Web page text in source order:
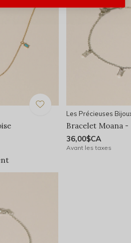
Les Précieuses
Bracelet Moana -
36,00$CA
Avant les taxes